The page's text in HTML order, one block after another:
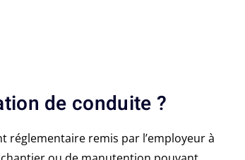
de conduite ?
réglementaire remis par l’employeur à